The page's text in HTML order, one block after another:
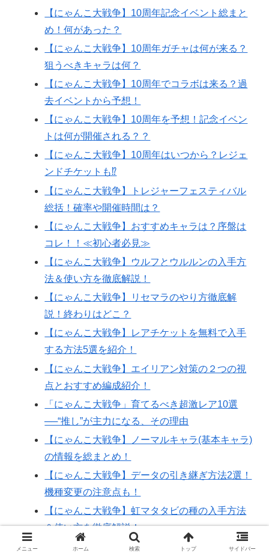
【にゃんこ大戦争】10周年記念イベント総まと
め！何があった？
【にゃんこ大戦争】10周年ガチャは何が来る？
狙うべきキャラは何？
【にゃんこ大戦争】10周年でコラボは来る？過
去イベントから予想！
【にゃんこ大戦争】10周年を予想！記念イベン
トは何が開催される？？
【にゃんこ大戦争】10周年はいつから？レジェ
ンドチケットも⁉
【にゃんこ大戦争】トレジャーフェスティバル
総括！確率や開催時間は？
【にゃんこ大戦争】おすすめキャラは？序盤は
コレ！！≪初心者必見≫
【にゃんこ大戦争】ウルフとウルルンの入手方
法＆使い方を徹底解説！
【にゃんこ大戦争】リセマラのやり方徹底解
説！終わりはどこ？
【にゃんこ大戦争】レアチケットを無料で入手
する方法5選を紹介！
【にゃんこ大戦争】エイリアン対策の２つの視
点とおすすめ編成紹介！
「にゃんこ大戦争」育てるべき超激レア10選
──“推し”が主力になる、その理由
【にゃんこ大戦争】ノーマルキャラ(基本キャラ)
の情報を総まとめ！
【にゃんこ大戦争】データの引き継ぎ方法2選！
機種変更の注意点も！
【にゃんこ大戦争】虹マタタビの種の入手方法
＆使い方を徹底解説！
【にゃんこ大戦争】お賽銭ってなに？ゼロから
メニュー ホーム 検索 トップ サイドバー